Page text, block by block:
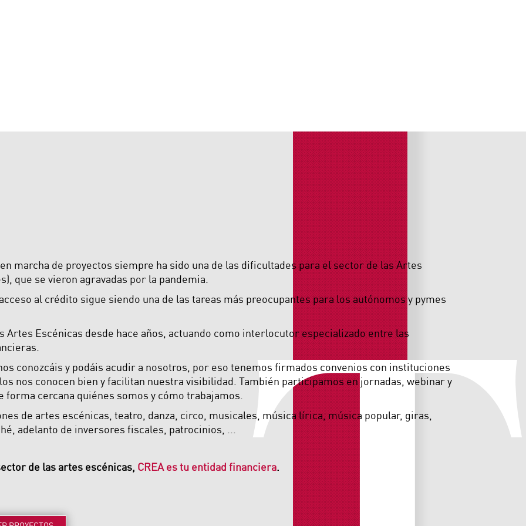
marcha de proyectos siempre ha sido una de las dificultades para el sector de las Artes
que se vieron agravadas por la pandemia.
al crédito sigue siendo una de las tareas más preocupantes para los autónomos y pymes
Artes Escénicas desde hace años, actuando como interlocutor especializado entre las
conozcáis y podáis acudir a nosotros, por eso tenemos firmados convenios con instituciones
nos conocen bien y facilitan nuestra visibilidad. También participamos en jornadas, webinar y
cercana quiénes somos y cómo trabajamos.
de artes escénicas, teatro, danza, circo, musicales, música lírica, música popular, giras,
adelanto de inversores fiscales, patrocinios, ...
de las artes escénicas, CREA es tu entidad financiera.